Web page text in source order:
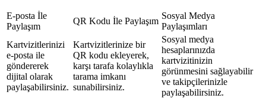
E-posta İle
Paylaşım
QR Kodu İle Paylaşım
Sosyal Medya
Paylaşımları
Kartvizitlerinizi
e-posta ile
göndererek
dijital olarak
paylaşabilirsiniz.
Kartvizitlerinize bir
QR kodu ekleyerek,
karşı tarafa kolaylıkla
tarama imkanı
sunabilirsiniz.
Sosyal medya
hesaplarınızda
kartvizitinizin
görünmesini sağlayabilir
ve takipçilerinizle
paylaşabilirsiniz.